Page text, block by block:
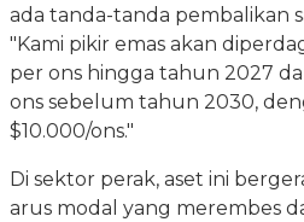
ada tanda-tanda pembalikan
"Kami pikir emas akan
per ons hingga tahun 2027
ons sebelum tahun 2030,
$10.000/ons."
Di sektor perak, aset ini
arus modal yang merembes